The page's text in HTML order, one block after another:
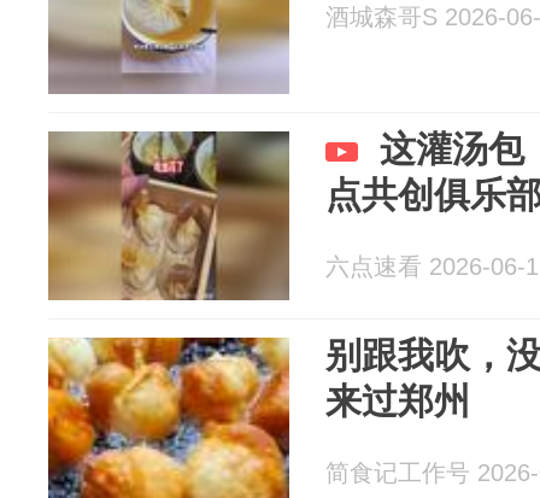
酒城森哥S 2026-
这灌汤包
点共创俱乐
六点速看 2026-06-
别跟我吹，
来过郑州
简食记工作号